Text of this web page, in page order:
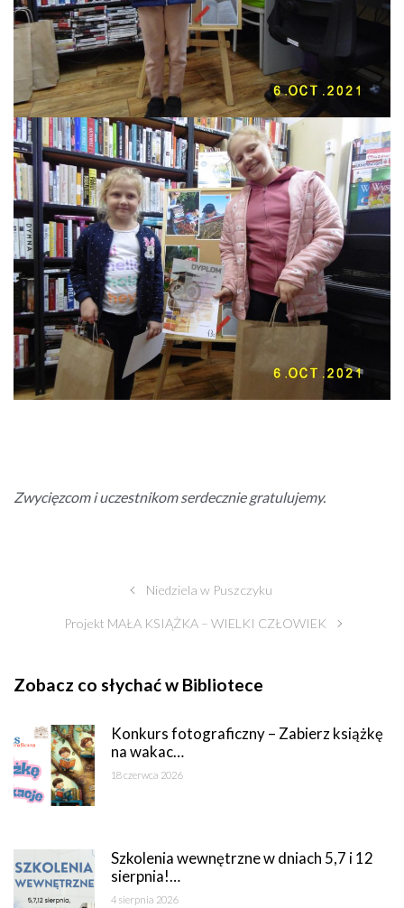
Zwycięzcom i uczestnikom serdecznie gratulujemy.
Niedziela w Puszczyku
Projekt MAŁA KSIĄŻKA – WIELKI CZŁOWIEK
Zobacz co słychać w Bibliotece
Konkurs fotograficzny – Zabierz książkę
na wakac…
18 czerwca 2026
Szkolenia wewnętrzne w dniach 5,7 i 12
sierpnia!…
4 sierpnia 2026